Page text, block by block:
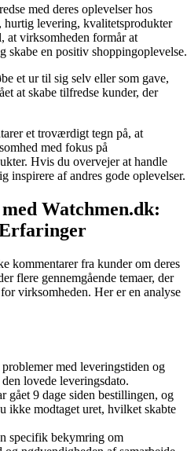
med deres oplevelser hos
hurtig levering, kvalitetsprodukter
at virksomheden formår at
skabe en positiv shoppingoplevelse.
et ur til sig selv eller som gave,
at skabe tilfredse kunder, der
et troværdigt tegn på, at
med fokus på
Hvis du overvejer at handle
inspirere af andres gode oplevelser.
Watchmen.dk:
kommentarer fra kunder om deres
flere gennemgående temaer, der
virksomheden. Her er en analyse
med leveringstiden og
lovede leveringsdato.
gået 9 dage siden bestillingen, og
ikke modtaget uret, hvilket skabte
specifik bekymring om